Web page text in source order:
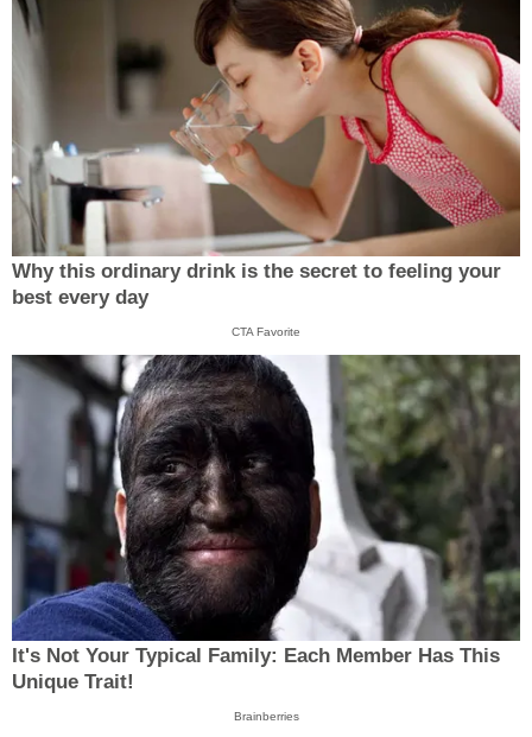
Why this ordinary drink is the secret to feeling your
best every day
CTA Favorite
It's Not Your Typical Family: Each Member Has This
Unique Trait!
Brainberries